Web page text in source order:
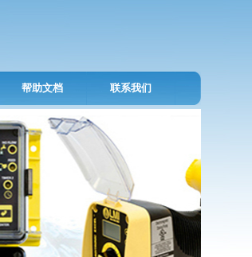
帮助文档 联系我们